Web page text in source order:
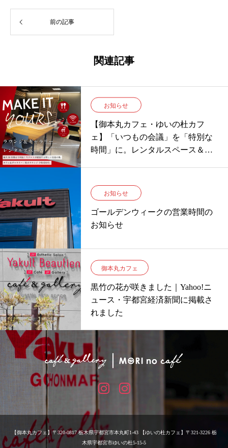
前の記事
関連記事
お知らせ
【御本丸カフェ・ゆいの杜カフ
ェ】「いつもの会議」を「特別な
時間」に。レンタルスペース＆ギ
お知らせ
ゴールデンウィークの営業時間の
お知らせ
御本丸カフェ
黒竹の花が咲きました｜Yahoo!ニ
ュース・宇都宮経済新聞に掲載さ
れました
【御本丸カフェ】〒320-0817 栃木県宇都宮市本丸町1-43 【ゆいの杜カフェ】〒321-3226 栃
木県宇都宮市ゆいの杜5-15-5